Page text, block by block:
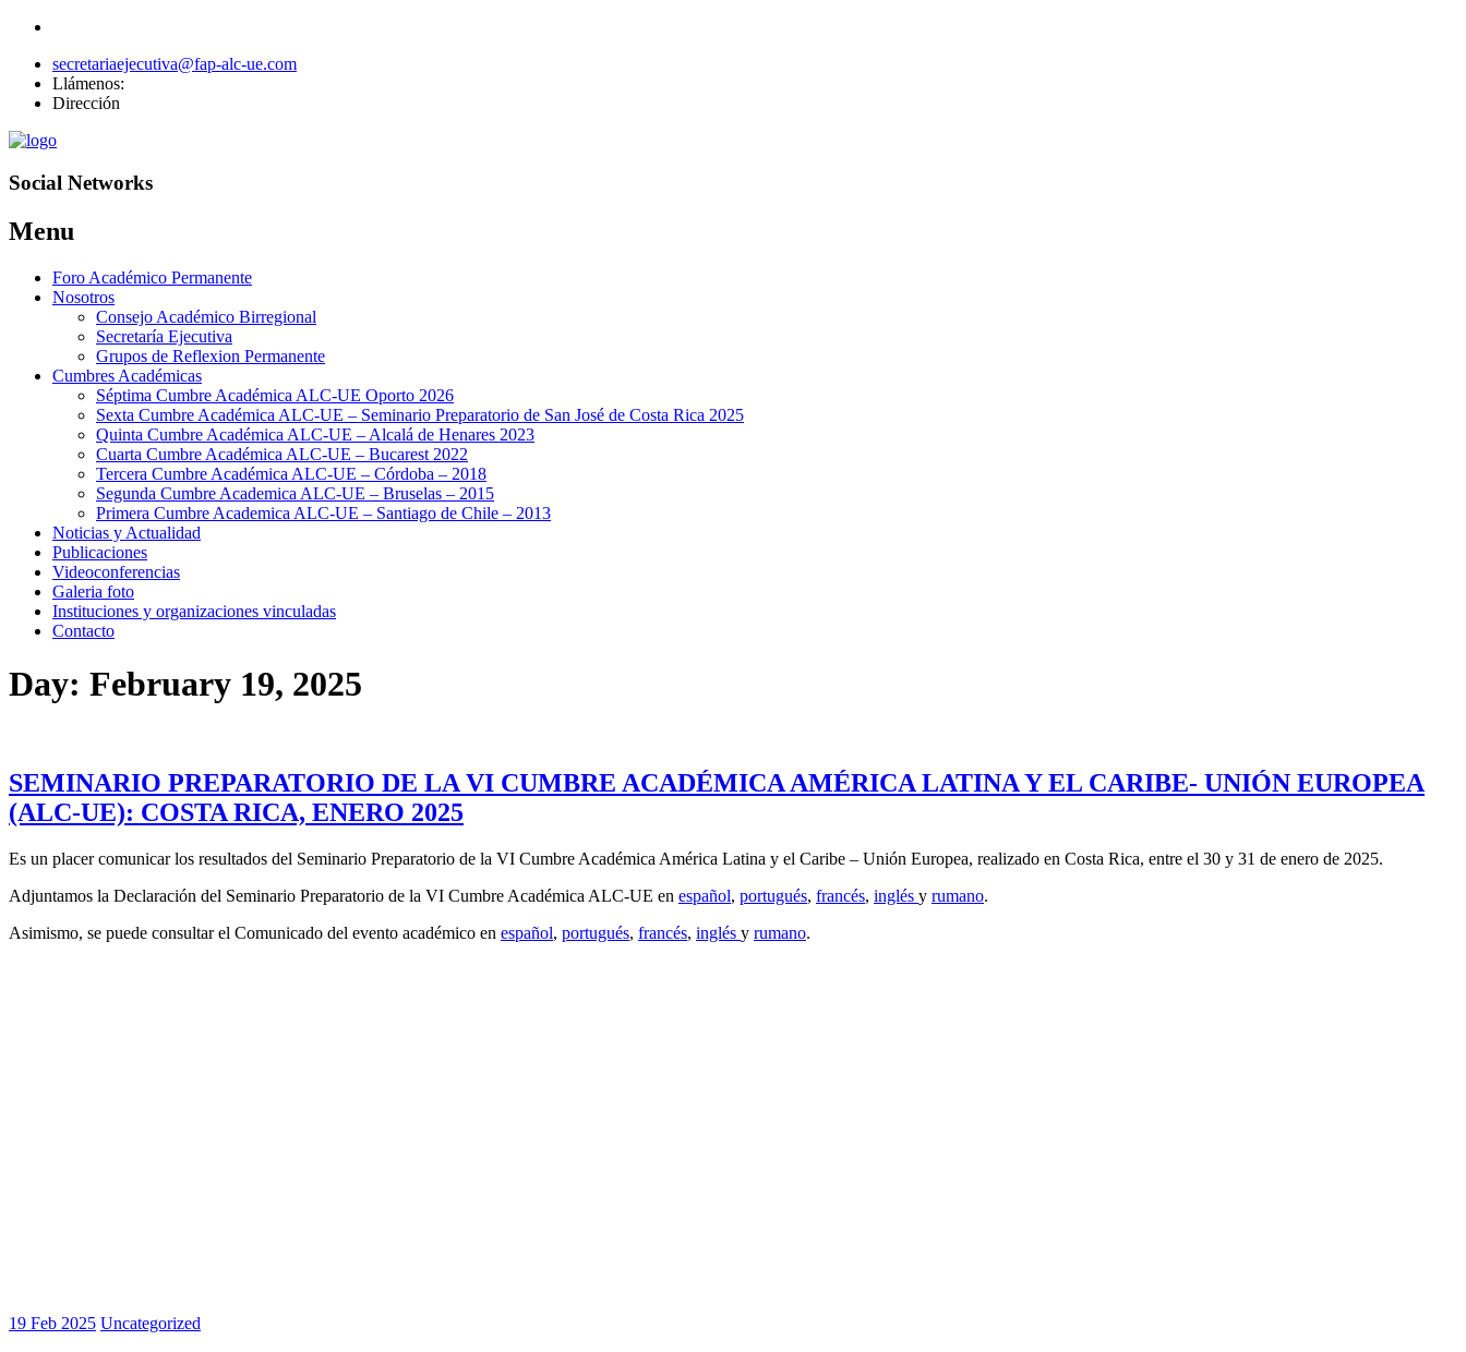
secretariaejecutiva@fap-alc-ue.com
Llámenos:
Dirección
Social Networks
Menu
Skip
Foro Académico Permanente
Nosotros
Consejo Académico Birregional
Secretaría Ejecutiva
Grupos de Reflexion Permanente
Cumbres Académicas
Séptima Cumbre Académica ALC-UE Oporto 2026
Sexta Cumbre Académica ALC-UE – Seminario Preparatorio de San José de Costa Rica 2025
Quinta Cumbre Académica ALC-UE – Alcalá de Henares 2023
Cuarta Cumbre Académica ALC-UE – Bucarest 2022
Tercera Cumbre Académica ALC-UE – Córdoba – 2018
Segunda Cumbre Academica ALC-UE – Bruselas – 2015
Primera Cumbre Academica ALC-UE – Santiago de Chile – 2013
Noticias y Actualidad
Publicaciones
Videoconferencias
Galeria foto
Instituciones y organizaciones vinculadas
Contacto
Day: February 19, 2025
SEMINARIO PREPARATORIO DE LA VI CUMBRE ACADÉMICA AMÉRICA LATINA Y EL CARIBE- UNIÓN EUROPEA
(ALC-UE): COSTA RICA, ENERO 2025
Es un placer comunicar los resultados del Seminario Preparatorio de la VI Cumbre Académica América Latina y el Caribe – Unión Europea, realizado en Costa Rica, entre el 30 y 31 de enero de 2025.
Adjuntamos la Declaración del Seminario Preparatorio de la VI Cumbre Académica ALC-UE en español, portugués, francés, inglés y rumano.
Asimismo, se puede consultar el Comunicado del evento académico en español, portugués, francés, inglés y rumano.
19 Feb 2025 Uncategorized